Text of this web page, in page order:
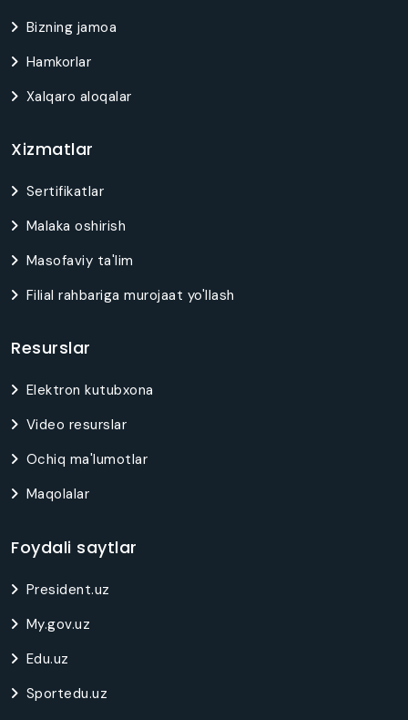
Bizning jamoa
Hamkorlar
Xalqaro aloqalar
Xizmatlar
Sertifikatlar
Malaka oshirish
Masofaviy ta'lim
Filial rahbariga murojaat yo'llash
Resurslar
Elektron kutubxona
Video resurslar
Ochiq ma'lumotlar
Maqolalar
Foydali saytlar
President.uz
My.gov.uz
Edu.uz
Sportedu.uz